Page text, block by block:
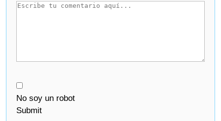
No soy un robot
Submit